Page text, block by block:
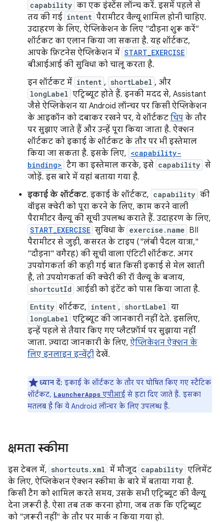
capability का एक इंस्टेंस लॉन्च करें. इसमें पहले से
तय की गई intent पैरामीटर वैल्यू शामिल होनी चाहिए.
उदाहरण के लिए, ऐप्लिकेशन के लिए "दौड़ना शुरू करें"
शॉर्टकट का एलान किया जा सकता है. यह शॉर्टकट,
आपके फ़िटनेस ऐप्लिकेशन में START_EXERCISE
बीआईआई की सुविधा को चालू करता है.
इन शॉर्टकट में intent , shortLabel , और
longLabel एट्रिब्यूट होते हैं. इनकी मदद से, Assistant
जैसे ऐप्लिकेशन या Android लॉन्चर पर किसी ऐप्लिकेशन
के आइकॉन को दबाकर रखने पर, ये शॉर्टकट चिप के तौर
पर सुझाए जाते हैं और उन्हें पूरा किया जाता है. ऐक्शन
शॉर्टकट को इकाई के शॉर्टकट के तौर पर भी इस्तेमाल
किया जा सकता है. इसके लिए, <capability-
binding> टैग का इस्तेमाल करके, इसे capability से
जोड़ें. इस बारे में यहां बताया गया है.
इकाई के शॉर्टकट. इकाई के शॉर्टकट, capability की
वॉइस क्वेरी को पूरा करने के लिए, काम करने वाली
पैरामीटर वैल्यू की सूची उपलब्ध कराते हैं. उदाहरण के लिए,
START_EXERCISE सुविधा के exercise.name BII
पैरामीटर से जुड़ी, कसरत के टाइप ("लंबी पैदल यात्रा,"
"दौड़ना" वगैरह) की सूची वाला एंटिटी शॉर्टकट. अगर
उपयोगकर्ता की कही गई बात किसी इकाई से मेल खाती
है, तो उपयोगकर्ता की क्वेरी की रॉ वैल्यू के बजाय,
shortcutId आईडी को इंटेंट को पास किया जाता है.
Entity शॉर्टकट, intent , shortLabel या
longLabel एट्रिब्यूट की जानकारी नहीं देते. इसलिए,
इन्हें पहले से तैयार किए गए प्लैटफ़ॉर्म पर सुझाया नहीं
जाता. ज़्यादा जानकारी के लिए, ऐप्लिकेशन ऐक्शन के
लिए इनलाइन इन्वेंट्री देखें.
ध्यान दें: इकाई के शॉर्टकट के तौर पर घोषित किए गए स्टैटिक
शॉर्टकट, LauncherApps एपीआई से हटा दिए जाते हैं. इसका
मतलब है कि ये Android लॉन्चर के लिए उपलब्ध हैं.
क्षमता स्कीमा
इस टेबल में, shortcuts.xml में मौजूद capability एलिमेंट
के लिए, ऐप्लिकेशन ऐक्शन स्कीमा के बारे में बताया गया है.
किसी टैग को शामिल करते समय, उसके सभी एट्रिब्यूट की वैल्यू
देना ज़रूरी है. ऐसा तब तक करना होगा, जब तक कि एट्रिब्यूट
को "ज़रूरी नहीं" के तौर पर मार्क न किया गया हो.